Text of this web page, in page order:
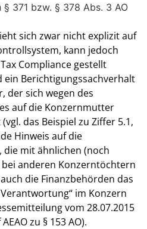
371 bzw. § 378 Abs. 3 AO
sich zwar nicht explizit auf
kann jedoch
Compliance gestellt
Berichtigungssachverhalt
der sich wegen des
auf die Konzernmutter
das Beispiel zu Ziffer 5.1,
Hinweis auf die
mit ähnlichen (noch
anderen Konzerntöchtern
die Finanzbehörden das
im Konzern
vom 28.07.2015
zu § 153 AO).